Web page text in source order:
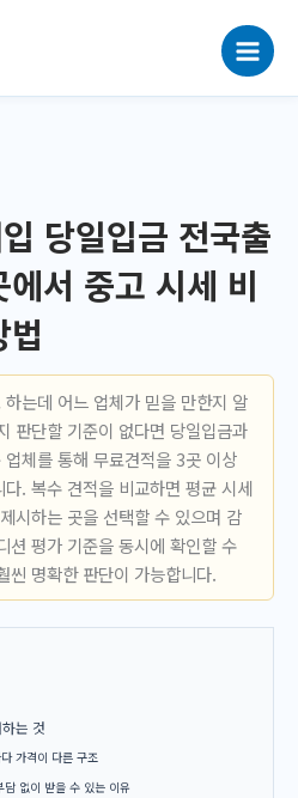
당일입금 전국출
서 중고 시세 비
는데 어느 업체가 믿을 만한지 알
판단할 기준이 없다면 당일입금과
체를 통해 무료견적을 3곳 이상
. 복수 견적을 비교하면 평균 시세
시하는 곳을 선택할 수 있으며 감
션 평가 기준을 동시에 확인할 수
씬 명확한 판단이 가능합니다.
는 것
가격이 다른 구조
없이 받을 수 있는 이유